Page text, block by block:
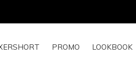
PROMO
LOOKBOOK